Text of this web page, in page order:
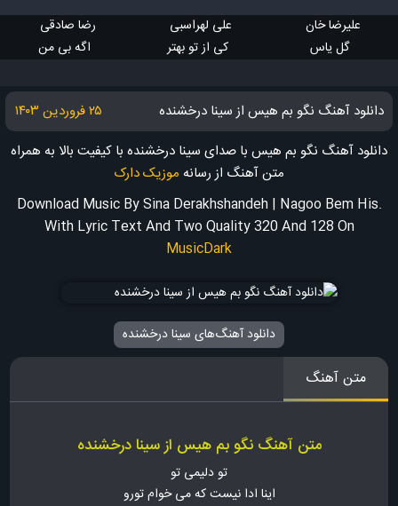
علیرضا خان
گل یاس
علی لهراسبی
کی از تو بهتر
رضا صادقی
اگه بی من
دانلود آهنگ نگو بم هیس از سینا درخشنده
۲۵ فروردین ۱۴۰۳
دانلود آهنگ نگو بم هیس با صدای سینا درخشنده با کیفیت بالا به همراه
متن آهنگ از رسانه موزیک دارک
Download Music By Sina Derakhshandeh | Nagoo Bem His.
With Lyric Text And Two Quality 320 And 128 On
MusicDark
دانلود آهنگ‌های سینا درخشنده
متن آهنگ
متن آهنگ نگو بم هیس از سینا درخشنده
تو دلیمی تو
اینا ادا نیست که می خوام تورو